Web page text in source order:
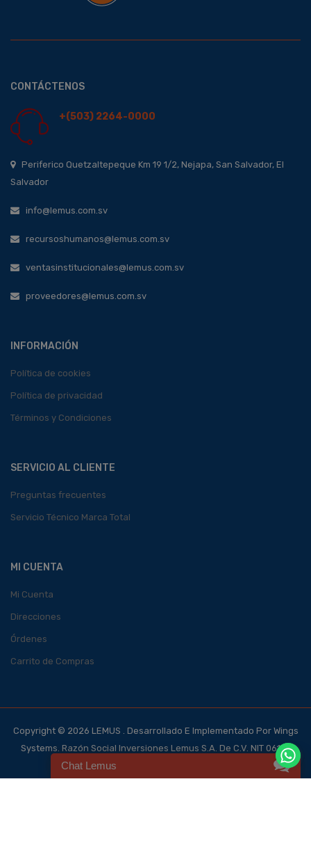
CONTÁCTENOS
+(503) 2264-0000
Periferico Quetzaltepeque Km 19 1/2, Nejapa, San Salvador, El
Salvador
info@lemus.com.sv
recursoshumanos@lemus.com.sv
ventasinstitucionales@lemus.com.sv
proveedores@lemus.com.sv
INFORMACIÓN
Política de cookies
Política de privacidad
Términos y Condiciones
SERVICIO AL CLIENTE
Preguntas frecuentes
Servicio Técnico Marca Total
MI CUENTA
Mi Cuenta
Direcciones
Órdenes
Carrito de Compras
Copyright © 2026 LEMUS . Desarrollado E Implementado Por Wings
Systems. Razón Social Inversiones Lemus S.A. De C.V. NIT 0614-
140700-101-4, NRC 123562-0
Chat Lemus